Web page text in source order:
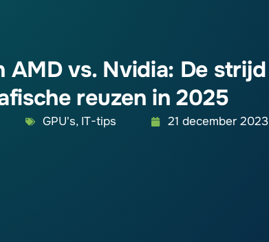
AMD vs. Nvidia: De strijd
reuzen in 2025
GPU's, IT-tips 21 december 2023